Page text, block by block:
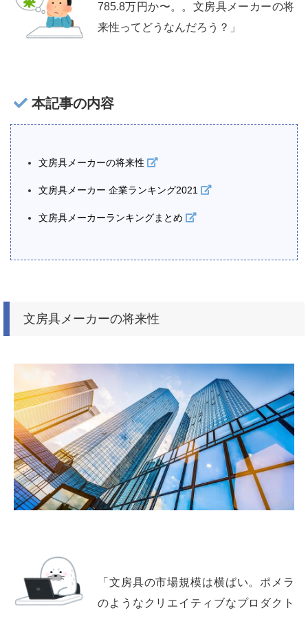
785.8万円か〜。。文房具メーカーの将
来性ってどうなんだろう？」
本記事の内容
文房具メーカーの将来性
文房具メーカー 企業ランキング2021
文房具メーカーランキングまとめ
文房具メーカーの将来性
「文房具の市場規模は横ばい。ポメラ
のようなクリエイティブなプロダクト